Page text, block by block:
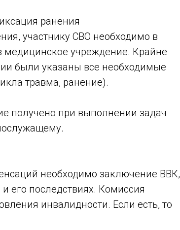
ранения
участнику СВО необходимо в
медицинское учреждение. Крайне
были указаны все необходимые
травма, ранение).
получено при выполнении задач
необходимо заключение ВВК,
его последствиях. Комиссия
инвалидности. Если есть, то